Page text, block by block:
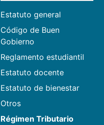
Estatuto general
Código de Buen
Gobierno
Reglamento estudiantil
Estatuto docente
Estatuto de bienestar
Otros
Régimen Tributario